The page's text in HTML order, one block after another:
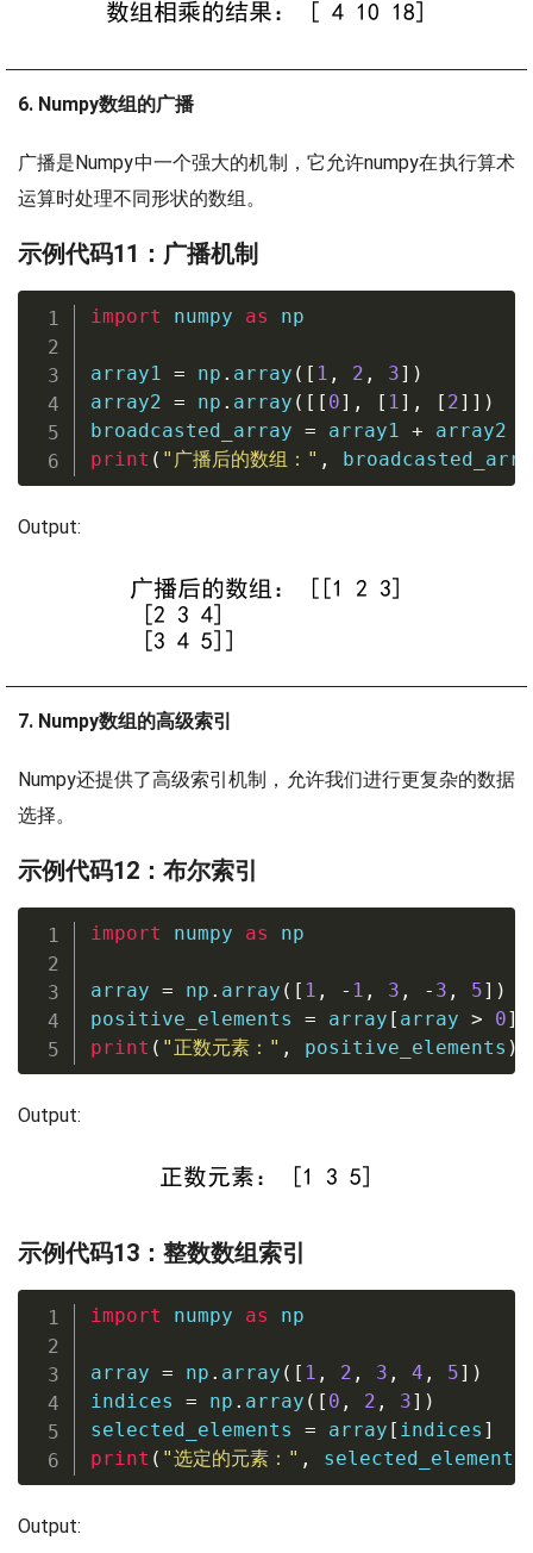
6. Numpy数组的广播
广播是Numpy中一个强大的机制，它允许numpy在执行算术
运算时处理不同形状的数组。
示例代码11：广播机制
import numpy as np
array1 = np . array ( [ 1 , 2 , 3] )
array2 = np . array ( [ [ 0] , [ 1 ] , [ 2] ] )
broadcasted_array = array1 +
print ( "广播后的数组：" ,
Output:
7. Numpy数组的高级索引
Numpy还提供了高级索引机制，允许我们进行更复杂的数据
选择。
示例代码12：布尔索引
import numpy as np
array = np . array ( [ 1 , - 1 , 3 , - 3 , 5] )
positive_elements = array [ array > 0]
print ( "正数元素：" , positive_elements )
Output:
示例代码13：整数数组索引
import numpy as np
array = np . array ( [ 1 , 2 , 3 , 4 , 5] )
indices = np . array ( [ 0 , 2 , 3] )
selected_elements = array [ indices ]
print ( "选定的元素：" , selected_elements
Output: